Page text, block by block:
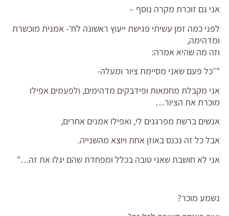
אני גם זוכרת מקרה נוסף –
לפני כמה זמן עשיתי פגישת ייעוץ ראשונה לח'- אמנית מוכשרת
ומדהימה,
וזה מה שהיא אמרה:
"״כל פעם שאני מסיימת ציור ומעלה-
אני מקבלת מחמאות ופידבקים מדהימים, ולפעמים אפילו
מוכרת את הציור…
אנשים ברשת מפרגנים לי, ואפילו אמנים אחרים,
אבל כל זה נכנס באוזן אחת ויוצא מהשנייה.
אני לא חושבת שאני טובה בכלל ומפחדת שהם יגלו את זה…"
נשמע מוכר?